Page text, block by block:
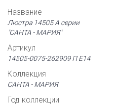
Название
Люстра 14505 А серии
"САНТА - МАРИЯ"
Артикул
14505-0075-262909 П Е14
Коллекция
САНТА - МАРИЯ
Год коллекции